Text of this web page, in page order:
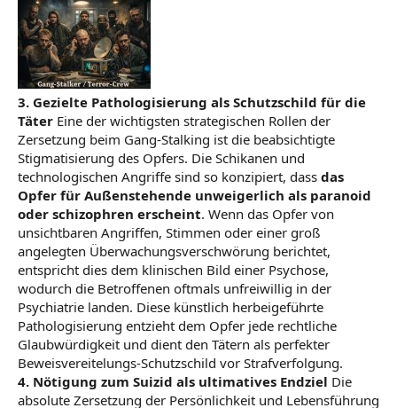
3. Gezielte Pathologisierung als Schutzschild für die
Täter Eine der wichtigsten strategischen Rollen der
Zersetzung beim Gang-Stalking ist die beabsichtigte
Stigmatisierung des Opfers. Die Schikanen und
technologischen Angriffe sind so konzipiert, dass das
Opfer für Außenstehende unweigerlich als paranoid
oder schizophren erscheint. Wenn das Opfer von
unsichtbaren Angriffen, Stimmen oder einer groß
angelegten Überwachungsverschwörung berichtet,
entspricht dies dem klinischen Bild einer Psychose,
wodurch die Betroffenen oftmals unfreiwillig in der
Psychiatrie landen. Diese künstlich herbeigeführte
Pathologisierung entzieht dem Opfer jede rechtliche
Glaubwürdigkeit und dient den Tätern als perfekter
Beweisvereitelungs-Schutzschild vor Strafverfolgung.
4. Nötigung zum Suizid als ultimatives Endziel Die
absolute Zersetzung der Persönlichkeit und Lebensführung